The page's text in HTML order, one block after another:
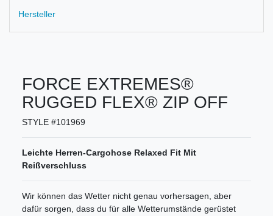
Hersteller
FORCE EXTREMES®
RUGGED FLEX® ZIP OFF
STYLE #101969
Leichte Herren-Cargohose Relaxed Fit Mit
Reißverschluss
Wir können das Wetter nicht genau vorhersagen, aber
dafür sorgen, dass du für alle Wetterumstände gerüstet